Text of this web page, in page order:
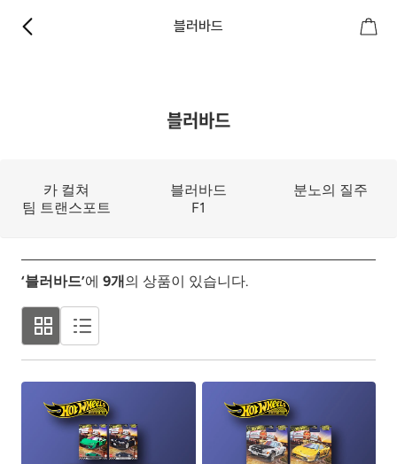
블러바드
블러바드
카 컬쳐 블러바드
분노의 질주
팀 트랜스포트
F1
‘블러바드’에 9개의 상품이 있습니다.